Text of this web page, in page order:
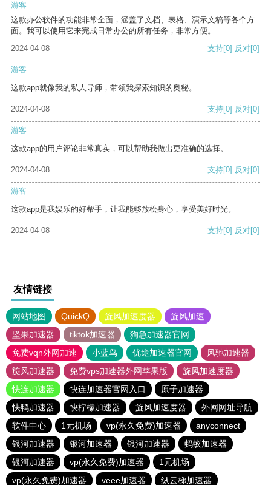
游客
这款办公软件的功能非常全面，涵盖了文档、表格、演示文稿等各个方
面。我可以使用它来完成日常办公的所有任务，非常方便。
2024-04-08
支持[0] 反对[0]
游客
这款app就像我的私人导师，带领我探索知识的奥秘。
2024-04-08 支持[0] 反对[0]
游客
这款app的用户评论非常真实，可以帮助我做出更准确的选择。
2024-04-08 支持[0] 反对[0]
游客
这款app是我娱乐的好帮手，让我能够放松身心，享受美好时光。
2024-04-08 支持[0] 反对[0]
友情链接
网站地图 QuickQ 旋风加速度器
旋风加速
坚果加速器
tiktok加速器
狗急加速器官网
免费vqn外网加速
小蓝鸟 优途加速器官网
风驰加速器
旋风加速器
免费vps加速器外网苹果版
旋风加速度器
快连加速器
快连加速器官网入口
原子加速器
快鸭加速器
快柠檬加速器 旋风加速度器
外网网址导航
软件中心
1元机场 vp(永久免费)加速器
anyconnect
银河加速器
银河加速器 银河加速器
蚂蚁加速器
银河加速器
vp(永久免费)加速器
1元机场
vp(永久免费)加速器
veee加速器 纵云梯加速器